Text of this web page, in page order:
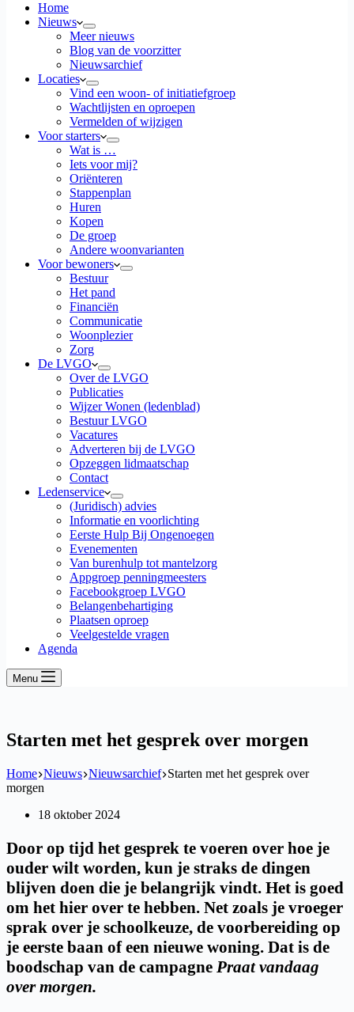
Home
Nieuws
Meer nieuws
Blog van de voorzitter
Nieuwsarchief
Locaties
Vind een woon- of initiatiefgroep
Wachtlijsten en oproepen
Vermelden of wijzigen
Voor starters
Wat is …
Iets voor mij?
Oriënteren
Stappenplan
Huren
Kopen
De groep
Andere woonvarianten
Voor bewoners
Bestuur
Het pand
Financiën
Communicatie
Woonplezier
Zorg
De LVGO
Over de LVGO
Publicaties
Wijzer Wonen (ledenblad)
Bestuur LVGO
Vacatures
Adverteren bij de LVGO
Opzeggen lidmaatschap
Contact
Ledenservice
(Juridisch) advies
Informatie en voorlichting
Eerste Hulp Bij Ongenoegen
Evenementen
Van burenhulp tot mantelzorg
Appgroep penningmeesters
Facebookgroep LVGO
Belangenbehartiging
Plaatsen oproep
Veelgestelde vragen
Agenda
Menu
Starten met het gesprek over morgen
Home Nieuws Nieuwsarchief Starten met het gesprek over
morgen
18 oktober 2024
Door op tijd het gesprek te voeren over hoe je
ouder wilt worden, kun je straks de dingen
blijven doen die je belangrijk vindt. Het is goed
om het hier over te hebben. Net zoals je vroeger
sprak over je schoolkeuze, de voorbereiding op
je eerste baan of een nieuwe woning. Dat is de
boodschap van de campagne Praat vandaag
over morgen.